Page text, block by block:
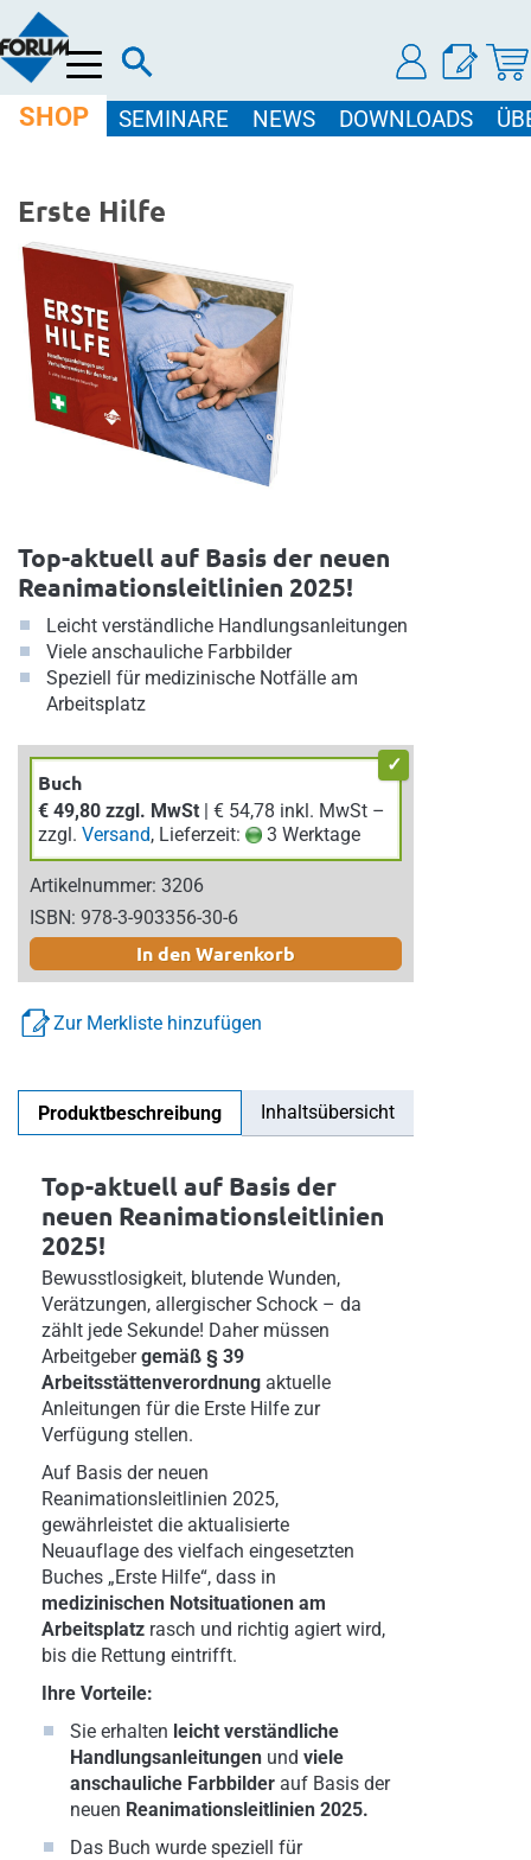
Menü
SHOP SEMINARE NEWS DOWNLOADS
Erste Hilfe
Top-aktuell auf Basis der neuen
Reanimationsleitlinien 2025!
Leicht verständliche Handlungsanleitungen
Viele anschauliche Farbbilder
Speziell für medizinische Notfälle am
Arbeitsplatz
Buch
€ 49,80 zzgl. MwSt | € 54,78 inkl. MwSt –
zzgl. Versand, Lieferzeit: 3 Werktage
Artikelnummer: 3206
ISBN: 978-3-903356-30-6
In den Warenkorb
Zur Merkliste hinzufügen
Produktbeschreibung Inhaltsübersicht
Top-aktuell auf Basis der
neuen Reanimationsleitlinien
2025!
Bewusstlosigkeit, blutende Wunden,
Verätzungen, allergischer Schock – da
zählt jede Sekunde! Daher müssen
Arbeitgebergemäß § 39
Arbeitsstättenverordnung aktuelle
Anleitungen für die Erste Hilfe zur
Verfügung stellen.
Auf Basis der neuen
Reanimationsleitlinien 2025,
gewährleistet die aktualisierte
Neuauflage des vielfach eingesetzten
Buches „Erste Hilfe“, dass in
medizinischen Notsituationen am
Arbeitsplatz rasch und richtig agiert wird,
bis die Rettung eintrifft.
Ihre Vorteile:
Sie erhalten leicht verständliche
Handlungsanleitungen und viele
anschauliche Farbbilder auf Basis der
neuen Reanimationsleitlinien 2025.
Das Buch wurde speziell für